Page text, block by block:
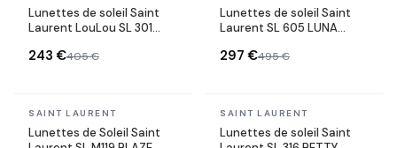
Lunettes de soleil Saint
Laurent LouLou SL 301
métal
243 €405 €
Lunettes de soleil Saint
Laurent SL 605 LUNA
297 €495 €
En stock
SAINT LAURENT
Lunettes de Soleil Saint
En stock
SAINT LAURENT
Lunettes de soleil Saint